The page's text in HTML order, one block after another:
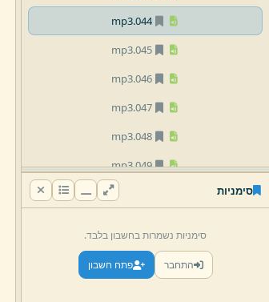
044.
mp3
045.
mp3
046.
mp3
047.
mp3
048.
mp3
049.
mp3
mp3
052.
mp3
053.
mp3
סימניות
סימניות נשמרות בחשבון בלבד.
התחבר פתח חשבון